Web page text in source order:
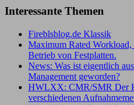
Interessante Themen
Fireblsblog.de Klassik
Maximum Rated
Betrieb von Festplatten.
News: Was ist eigentlich
Management geworden?
HWLXX: CMR/SMR Der
verschiedenen